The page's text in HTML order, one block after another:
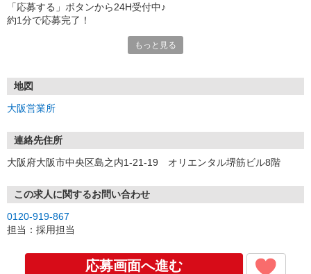
「応募する」ボタンから24H受付中♪
約1分で応募完了！
①応募から3営業日を目安に、メールorお電話でご連絡します。
★スマホでWEB面接（LINEなど）・出張面接・事務所面接と選べま
す
③面接実施（履歴書不要）
※ご希望があれば、職場見学の調整もOKです！
お気軽にご応募ください♪
もっと見る
地図
大阪営業所
連絡先住所
大阪府大阪市中央区島之内1-21-19 オリエンタル堺筋ビル8階
この求人に関するお問い合わせ
0120-919-867
担当：採用担当
応募画面へ進む